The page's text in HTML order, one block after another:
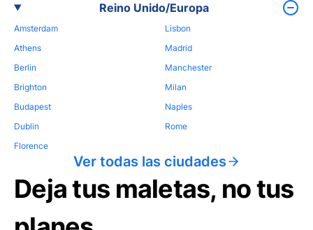
Reino Unido/Europa
Amsterdam
Athens
Berlin
Brighton
Budapest
Dublin
Florence
Lisbon
Madrid
Manchester
Milan
Naples
Rome
Ver todas las ciudades
Deja tus maletas, no tus